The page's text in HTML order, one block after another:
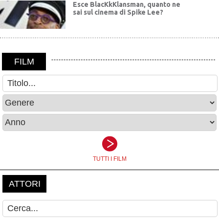
Esce BlacKkKlansman, quanto ne
sai sul cinema di Spike Lee?